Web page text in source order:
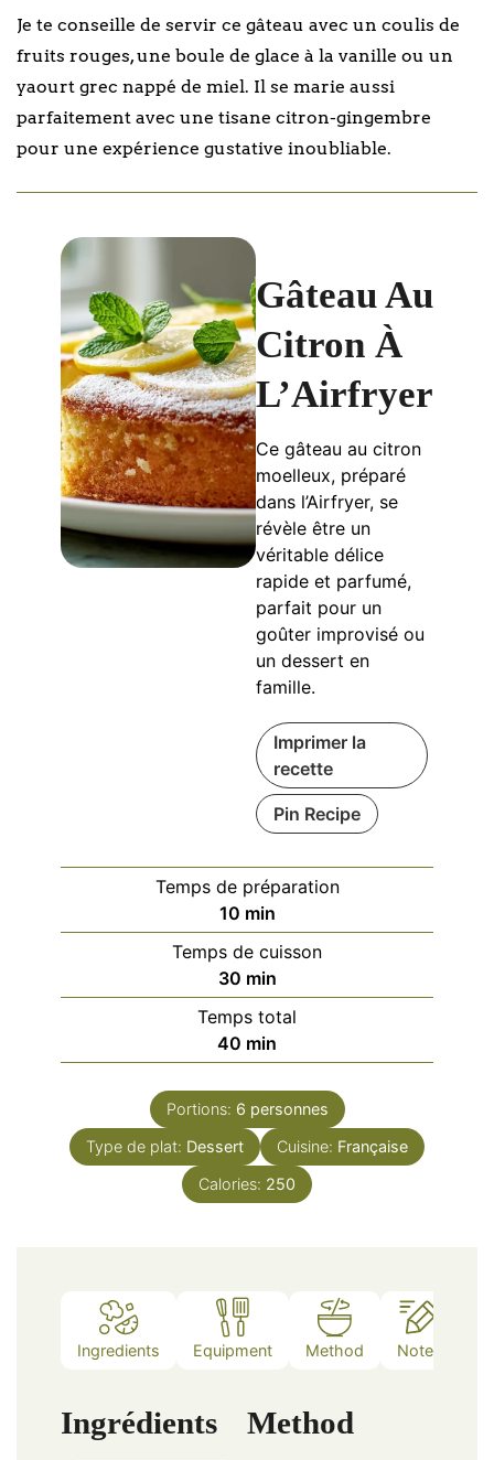
Je te conseille de servir ce gâteau avec un coulis de
fruits rouges, une boule de glace à la vanille ou un
yaourt grec nappé de miel. Il se marie aussi
parfaitement avec une tisane citron-gingembre
pour une expérience gustative inoubliable.
Gâteau Au
Citron À
L’Airfryer
Ce gâteau au citron
moelleux, préparé
dans l’Airfryer, se
révèle être un
véritable délice
rapide et parfumé,
parfait pour un
goûter improvisé ou
un dessert en
famille.
Imprimer la
recette
Pin Recipe
Temps de préparation
10minutes
min
Temps de cuisson
30minutes
min
Temps total
40 minutes
min
Portions: 6 personnes
Type de plat: Dessert Cuisine: Française
Calories: 250
Ingredients Equipment Method Notes
Ingrédients Method